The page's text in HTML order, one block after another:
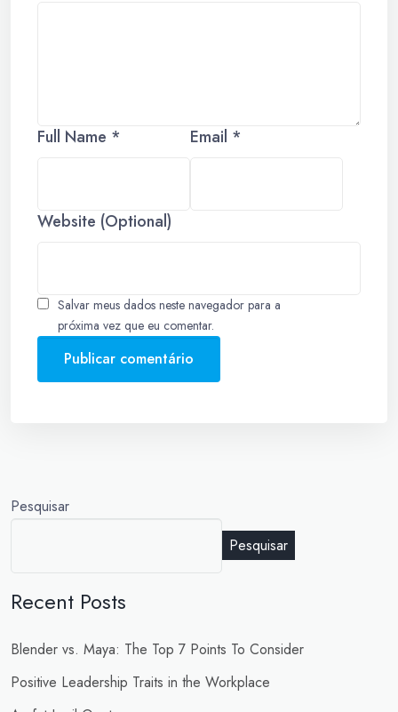
Full Name * Email *
Website (Optional)
Salvar meus dados neste navegador para a
próxima vez que eu comentar.
Pesquisar
Pesquisar
Recent Posts
Blender vs. Maya: The Top 7 Points To Consider
Positive Leadership Traits in the Workplace